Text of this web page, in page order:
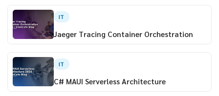
IT
Jaeger Tracing Container Orchestration
IT
C# MAUI Serverless Architecture